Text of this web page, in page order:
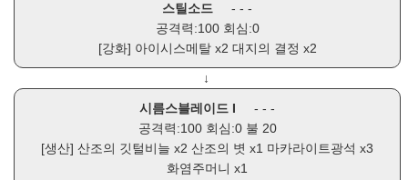
스틸소드
- - -
공격력:100 회심:0
[강화] 아이시스메탈x2 대지의 결정 x2
↓
시름스블레이드 I
- - -
공격력:100 회심:0 불 20
[생산] 산조의 깃털비늘 x2 산조의 볏 x1 마카라이트광석 x3
화염주머니 x1